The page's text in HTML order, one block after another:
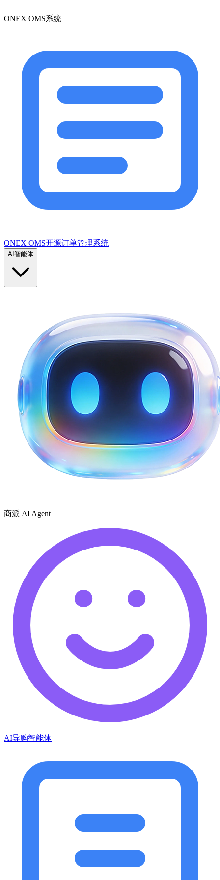
ONEX OMS系统
ONEX OMS开源订单管理系统
AI智能体
商派 AI Agent
AI导购智能体